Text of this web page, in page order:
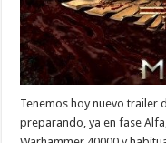
Tenemos hoy nuevo trailer
preparando, ya en fase